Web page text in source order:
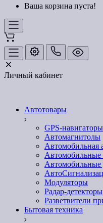
Ваша корзина пуста!
Личный кабинет
Автотовары
GPS-навигаторы
Автомагнитолы
Автомобильная
Автомобильные
Автомобильные
Модуляторы
Радар-детекторы
Разветвители
Бытовая техника